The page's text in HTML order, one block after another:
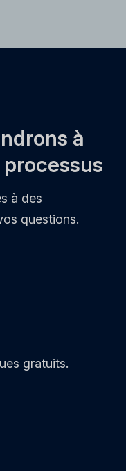
à
à des
questions.
gratuits.